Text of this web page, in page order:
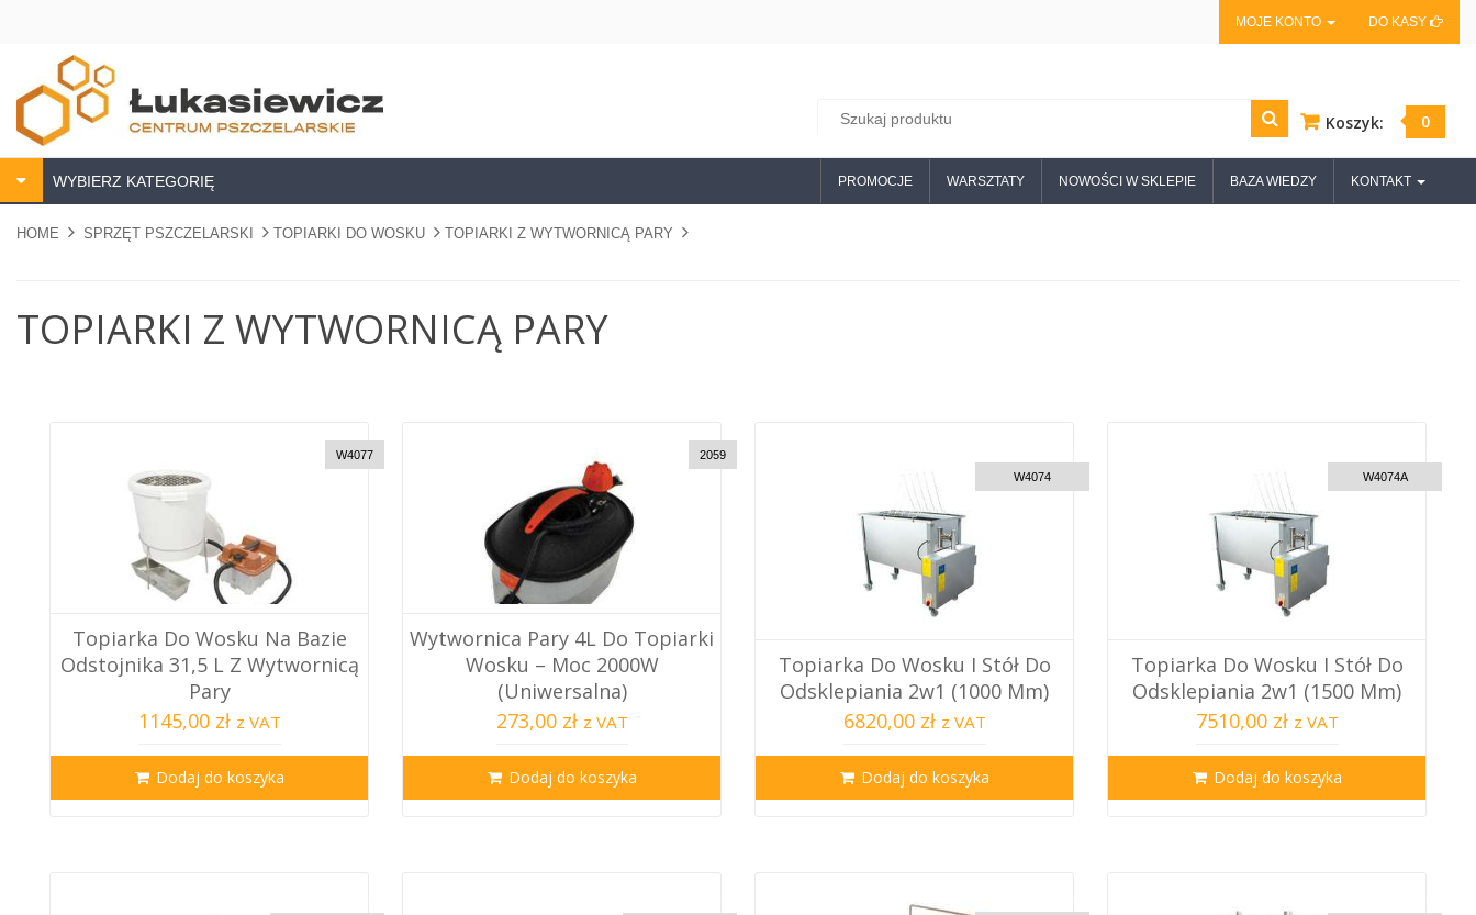
MOJE KONTO DO KASY
Koszyk: 0
PROMOCJE WARSZTATY NOWOŚCI W SKLEPIE BAZA WIEDZY KONTAKT
WYBIERZ KATEGORIĘ
HOME SPRZĘT PSZCZELARSKI TOPIARKI DO WOSKU TOPIARKI Z WYTWORNICĄ PARY
TOPIARKI Z WYTWORNICĄ PARY
W4077
Topiarka Do Wosku Na Bazie
Odstojnika 31,5 L Z Wytwornicą
Pary
1145,00 zł z VAT
Dodaj do koszyka
2059
Wytwornica Pary 4L Do Topiarki
Wosku – Moc 2000W
(Uniwersalna)
273,00 zł z VAT
Dodaj do koszyka
W4074
Topiarka Do Wosku I Stół Do
Odsklepiania 2w1 (1000 Mm)
6820,00 zł z VAT
Dodaj do koszyka
W4074A
Topiarka Do Wosku I Stół Do
Odsklepiania 2w1 (1500 Mm)
7510,00 zł z VAT
Dodaj do koszyka